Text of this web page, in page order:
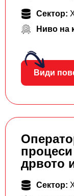
Сектор:
Ниво на
Види
дрвото
Сектор: